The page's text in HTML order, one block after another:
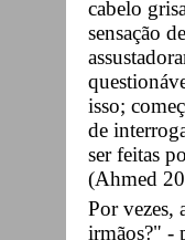
cabelo
sensação
isso;
de
ser feitas
(Ahmed
Por vezes,
irmãos?" -